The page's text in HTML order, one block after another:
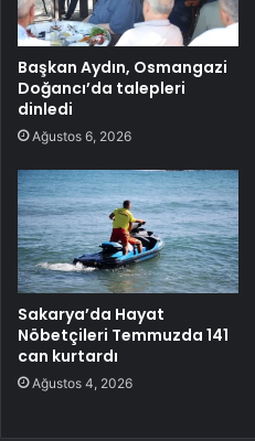
Başkan Aydın, Osmangazi
Doğancı’da talepleri
dinledi
Ağustos 6, 2026
Sakarya’da Hayat
Nöbetçileri Temmuzda 141
can kurtardı
Ağustos 4, 2026